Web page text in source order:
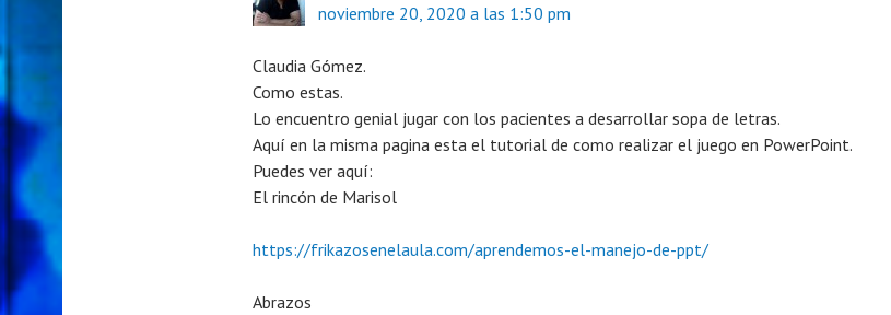
noviembre 20, 2020 a las 1:50 pm
Claudia Gómez.
Como estas.
Lo encuentro genial jugar con los pacientes a desarrollar sopa de letras.
Aquí en la misma pagina esta el tutorial de como realizar el juego en PowerPoint.
Puedes ver aquí:
El rincón de Marisol
https://frikazosenelaula.com/aprendemos-el-manejo-de-ppt/
Abrazos